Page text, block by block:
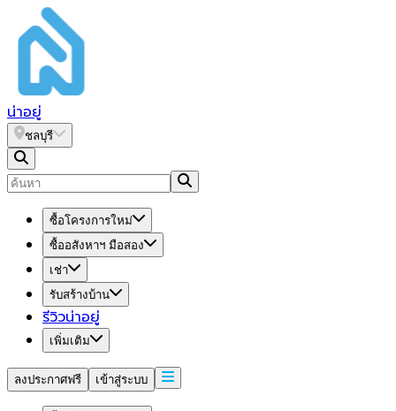
น่าอยู่
ชลบุรี
ซื้อโครงการใหม่
ซื้ออสังหาฯ มือสอง
เช่า
รับสร้างบ้าน
รีวิวน่าอยู่
เพิ่มเติม
ลงประกาศฟรี เข้าสู่ระบบ